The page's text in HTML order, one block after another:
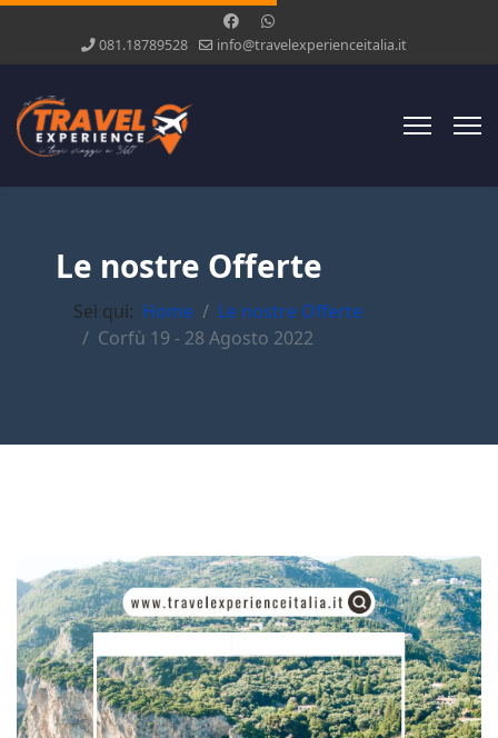
081.18789528 info@travelexperienceitalia.it
Le nostre Offerte
Sei qui: Home
Le nostre Offerte
Corfù 19 - 28 Agosto 2022